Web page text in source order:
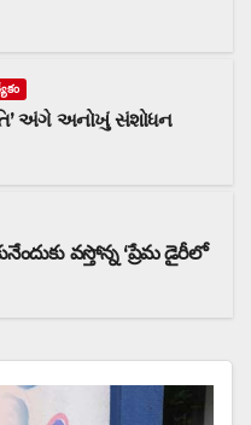
અંગે અનોખું સંશોધન
వస్తోన్న ‘ప్రేమ డైరీలో